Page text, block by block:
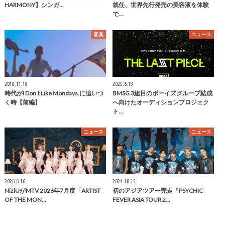
HARMONY】シンガ…
就任、世界先行発売の美容液を体験
で…
音楽
2018.11.18
時代がI Don’t Like Mondays.に追いつ
く時【前編】
ニュース
2025.6.13
BMSG 3組目のボーイズグループ結成
へ向けたオーディションプロジェク
ト…
ニュース
2026.6.16
NiziUがMTV 2026年7月度「ARTIST
OF THE MON…
ニュース
2024.10.15
初のアジアツアー完走『PSYCHIC
FEVER ASIA TOUR 2…